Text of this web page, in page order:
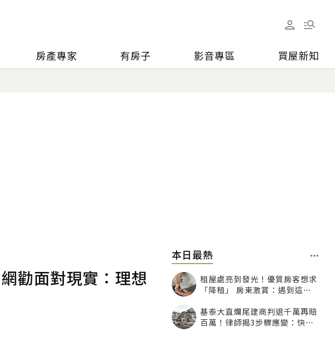
房產專家 有房子 影音專區 買屋新知
勸面對現實：理想
本日最熱
租屋處亮到發光！優質房客想求
「降租」 房東激賞：遇到這種
基泰大直爛尾建商判退千萬再賠
百萬！律師揭3步驟應變：快通